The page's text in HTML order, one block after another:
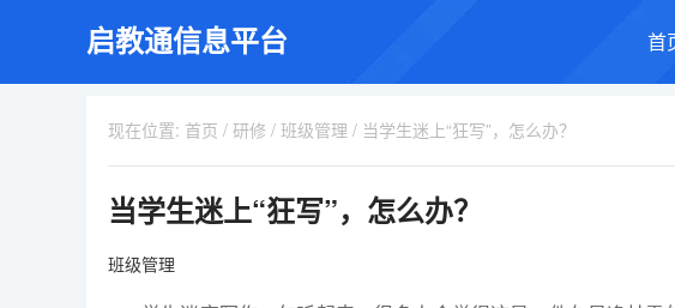
启教通信息平台 首
现在位置: 首页 / 研修 / 班级管理 / 当学生迷上“狂写”，怎么办？
当学生迷上“狂写”，怎么办？
班级管理